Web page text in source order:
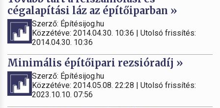
cégalapítási láz az építőiparban »
Szerző: Építésijog.hu
Közzétéve: 2014.04.30. 10:36 | Utolsó frissítés:
2014.04.30. 10:36
Minimális építőipari rezsióradíj »
Szerző: Építésijog.hu
Közzétéve: 2014.05.08. 22:28 | Utolsó frissítés:
2023.10.10. 07:56